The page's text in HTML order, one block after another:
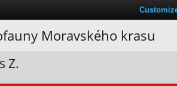
Moravského krasu
Z.